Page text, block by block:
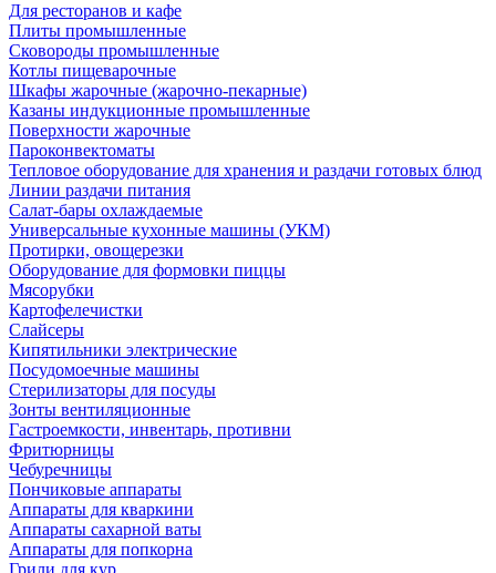
Для ресторанов и кафе
Плиты промышленные
Сковороды промышленные
Котлы пищеварочные
Шкафы жарочные (жарочно-пекарные)
Казаны индукционные промышленные
Поверхности жарочные
Пароконвектоматы
Тепловое оборудование для хранения и раздачи готовых блюд
Линии раздачи питания
Салат-бары охлаждаемые
Универсальные кухонные машины (УКМ)
Протирки, овощерезки
Оборудование для формовки пиццы
Мясорубки
Картофелечистки
Слайсеры
Кипятильники электрические
Посудомоечные машины
Стерилизаторы для посуды
Зонты вентиляционные
Гастроемкости, инвентарь, противни
Фритюрницы
Чебуречницы
Пончиковые аппараты
Аппараты для кваркини
Аппараты сахарной ваты
Аппараты для попкорна
Грили для кур